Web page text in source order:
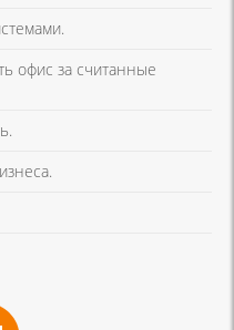
офис за считанные